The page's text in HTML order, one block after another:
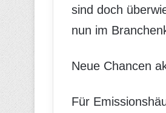
sind doch
nun im
Neue Chancen
Für